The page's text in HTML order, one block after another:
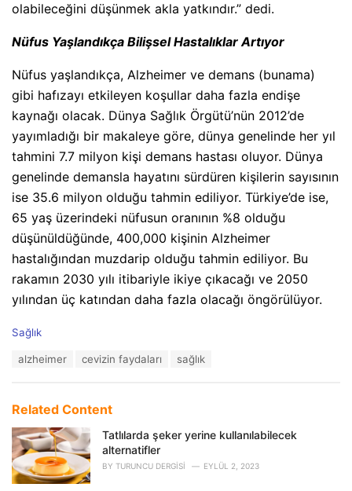
olabileceğini düşünmek akla yatkındır.” dedi.
Nüfus Yaşlandıkça Bilişsel Hastalıklar Artıyor
Nüfus yaşlandıkça, Alzheimer ve demans (bunama)
gibi hafızayı etkileyen koşullar daha fazla endişe
kaynağı olacak. Dünya Sağlık Örgütü’nün 2012’de
yayımladığı bir makaleye göre, dünya genelinde her yıl
tahmini 7.7 milyon kişi demans hastası oluyor. Dünya
genelinde demansla hayatını sürdüren kişilerin sayısının
ise 35.6 milyon olduğu tahmin ediliyor. Türkiye’de ise,
65 yaş üzerindeki nüfusun oranının %8 olduğu
düşünüldüğünde, 400,000 kişinin Alzheimer
hastalığından muzdarip olduğu tahmin ediliyor. Bu
rakamın 2030 yılı itibariyle ikiye çıkacağı ve 2050
yılından üç katından daha fazla olacağı öngörülüyor.
C
o
r
i
e
s
:
Sağlık
:
alzheimer cevizin faydaları sağlık
Related Content
Tatlılarda şeker yerine kullanılabilecek
alternatifler
BY TURUNCU DERGISI EYLÜL 2, 2023